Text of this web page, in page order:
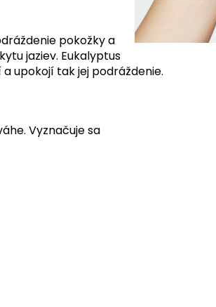
pokožky a
jaziev. Eukalyptus
upokojí tak jej podráždenie.
Vyznačuje sa